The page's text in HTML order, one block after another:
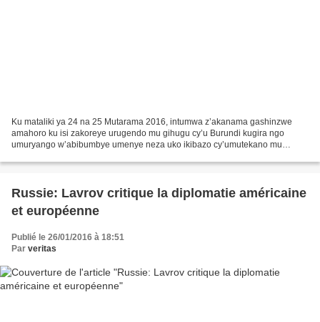
Ku mataliki ya 24 na 25 Mutarama 2016, intumwa z’akanama gashinzwe
amahoro ku isi zakoreye urugendo mu gihugu cy’u Burundi kugira ngo
umuryango w’abibumbye umenye neza uko ikibazo cy’umutekano mu
Russie: Lavrov critique la diplomatie américaine
et européenne
Publié le 26/01/2016 à 18:51
Par veritas